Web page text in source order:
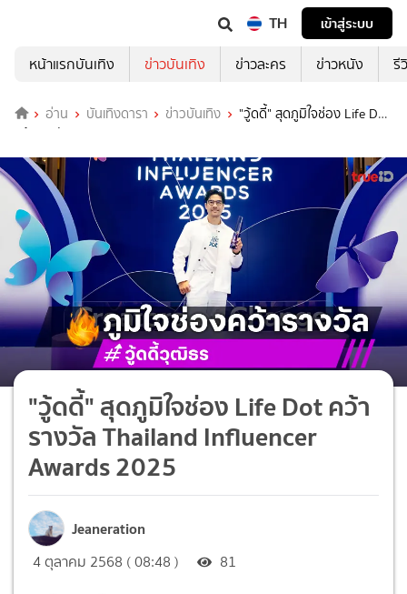
TH
เข้าสู่ระบบ
หน้าแรกบันเทิง
ข่าวบันเทิง ข่าวละคร ข่าวหนัง รี
อ่าน บันเทิงดารา ข่าวบันเทิง
"วู้ดดี้" สุดภูมิใจช่อง Life Dot
คว้ารางวัล Thailand Influencer Awards 2025
"วู้ดดี้" สุดภูมิใจช่อง Life Dot คว้า
รางวัล Thailand Influencer
Awards 2025
Jeaneration
4 ตุลาคม 2568 ( 08:48 ) 81